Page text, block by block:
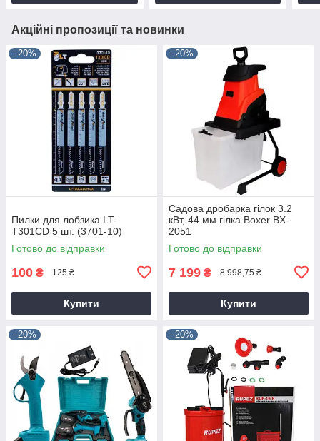
Акційні пропозиції та новинки
–20%
Пилки для лобзика LT-
T301CD 5 шт. (3701-10)
Готово до відправки
100 ₴ 125 ₴
Купити
–20%
Садова дробарка гілок 3.2
кВт, 44 мм гілка Boxer BX-
2051
Готово до відправки
7 199 ₴ 8 998,75 ₴
Купити
–20% –20%